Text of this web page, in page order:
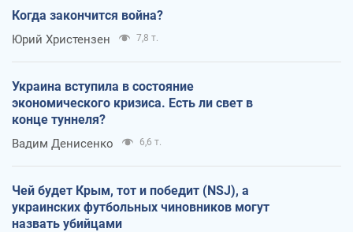
Когда закончится война?
Юрий Христензен 7,8 т.
Украина вступила в состояние
экономического кризиса. Есть ли свет в
конце туннеля?
Вадим Денисенко 6,6 т.
Чей будет Крым, тот и победит (NSJ), а
украинских футбольных чиновников могут
назвать убийцами